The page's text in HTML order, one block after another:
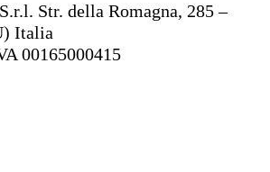
Str. della Romagna, 285 –
Italia
00165000415